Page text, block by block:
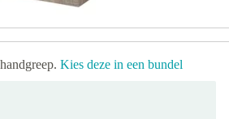
Kies deze in een bundel